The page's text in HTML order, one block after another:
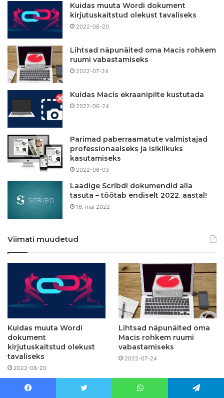
Kuidas muuta Wordi dokument
kirjutuskaitstud olekust tavaliseks
2022-08-20
Lihtsad näpunäited oma Macis rohkem
ruumi vabastamiseks
2022-07-24
Kuidas Macis ekraanipilte kustutada
2022-06-24
Parimad paberraamatute valmistajad
professionaalseks ja isiklikuks
kasutamiseks
2022-06-03
Laadige Scribdi dokumendid alla
tasuta – töötab endiselt 2022. aastal!
16. mai 2022
Viimati muudetud
Kuidas muuta Wordi
dokument
kirjutuskaitstud olekust
tavaliseks
2022-08-20
Lihtsad näpunäited oma
Macis rohkem ruumi
vabastamiseks
2022-07-24